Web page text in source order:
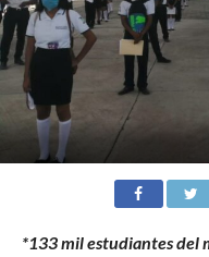
*133 mil estudiantes del